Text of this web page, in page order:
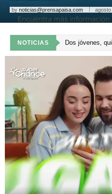
by noticias@prensapaisa.com agosto
NOTICIAS Profesor